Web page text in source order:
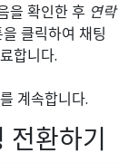
을 확인한 후 연락
을 클릭하여 채팅
합니다.
계속합니다.
전환하기